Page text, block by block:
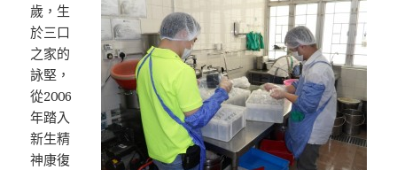
歲，生
於三口
之家的
詠堅，
從2006
年踏入
新生精
神康復